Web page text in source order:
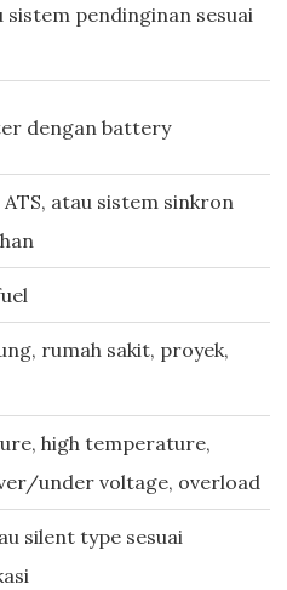
sistem pendinginan sesuai
dengan battery
ATS, atau sistem sinkron
rumah sakit, proyek,
high temperature,
under voltage, overload
silent type sesuai